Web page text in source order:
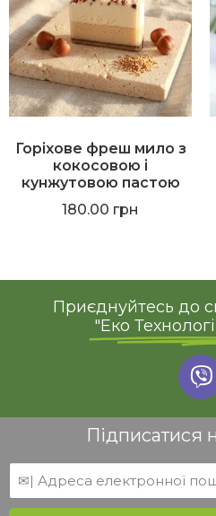
Горіхове фреш мило з
кокосовою і
кунжутовою пастою
180.00 грн
Приєднуйтесь до
"Еко
Підписатися